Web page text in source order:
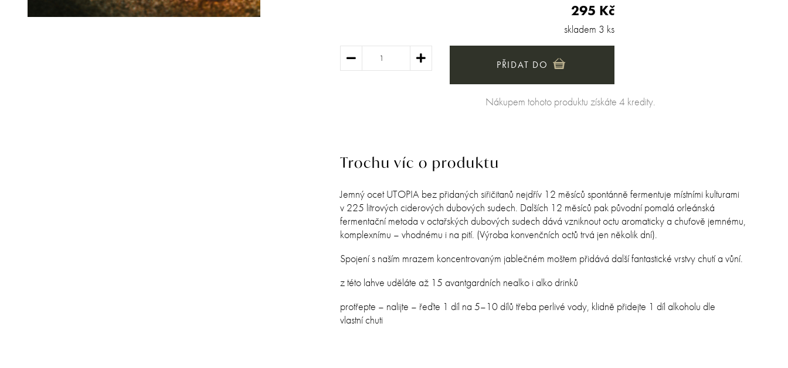
295 Kč
skladem 3 ks
PŘIDAT DO
Nákupem tohoto produktu získáte 4 kredity.
Trochu víc o produktu
Jemný ocet UTOPIA bez přidaných siřičitanů nejdřív 12 měsíců spontánně fermentuje místními kulturami
v 225 litrových ciderových dubových sudech. Dalších 12 měsíců pak původní pomalá orleánská
fermentační metoda v octařských dubových sudech dává vzniknout octu aromaticky a chuťově jemnému,
komplexnímu – vhodnému i na pití. (Výroba konvenčních octů trvá jen několik dní).
Spojení s naším mrazem koncentrovaným jablečném moštem přidává další fantastické vrstvy chutí a vůní.
z této lahve uděláte až 15 avantgardních nealko i alko drinků
protřepte – nalijte – řeďte 1 díl na 5–10 dílů třeba perlivé vody, klidně přidejte 1 díl alkoholu dle
vlastní chuti